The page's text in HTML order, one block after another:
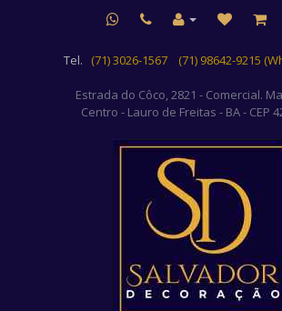
Tel. (71) 3026-1567 (71) 98642-9215
Estrada do Côco, 2821 - Comercial.
Centro - Lauro de Freitas - BA - CEP